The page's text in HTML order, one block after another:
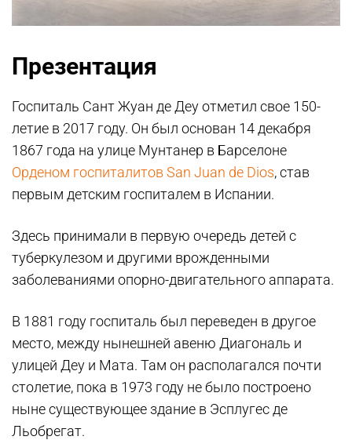
Презентация
Госпиталь Сант Жуан де Деу отметил свое 150-
летие в 2017 году. Он был основан 14 декабря
1867 года на улице Мунтанер в Барселоне
Орденом госпиталитов San Juan de Dios, став
первым детским госпиталем в Испании.
Здесь принимали в первую очередь детей с
туберкулезом и другими врожденными
заболеваниями опорно-двигательного аппарата.
В 1881 году госпиталь был переведен в другое
место, между нынешней авеню Диагональ и
улицей Деу и Мата. Там он располагался почти
столетие, пока в 1973 году не было построено
ныне существующее здание в Эсплугес де
Льобрегат.